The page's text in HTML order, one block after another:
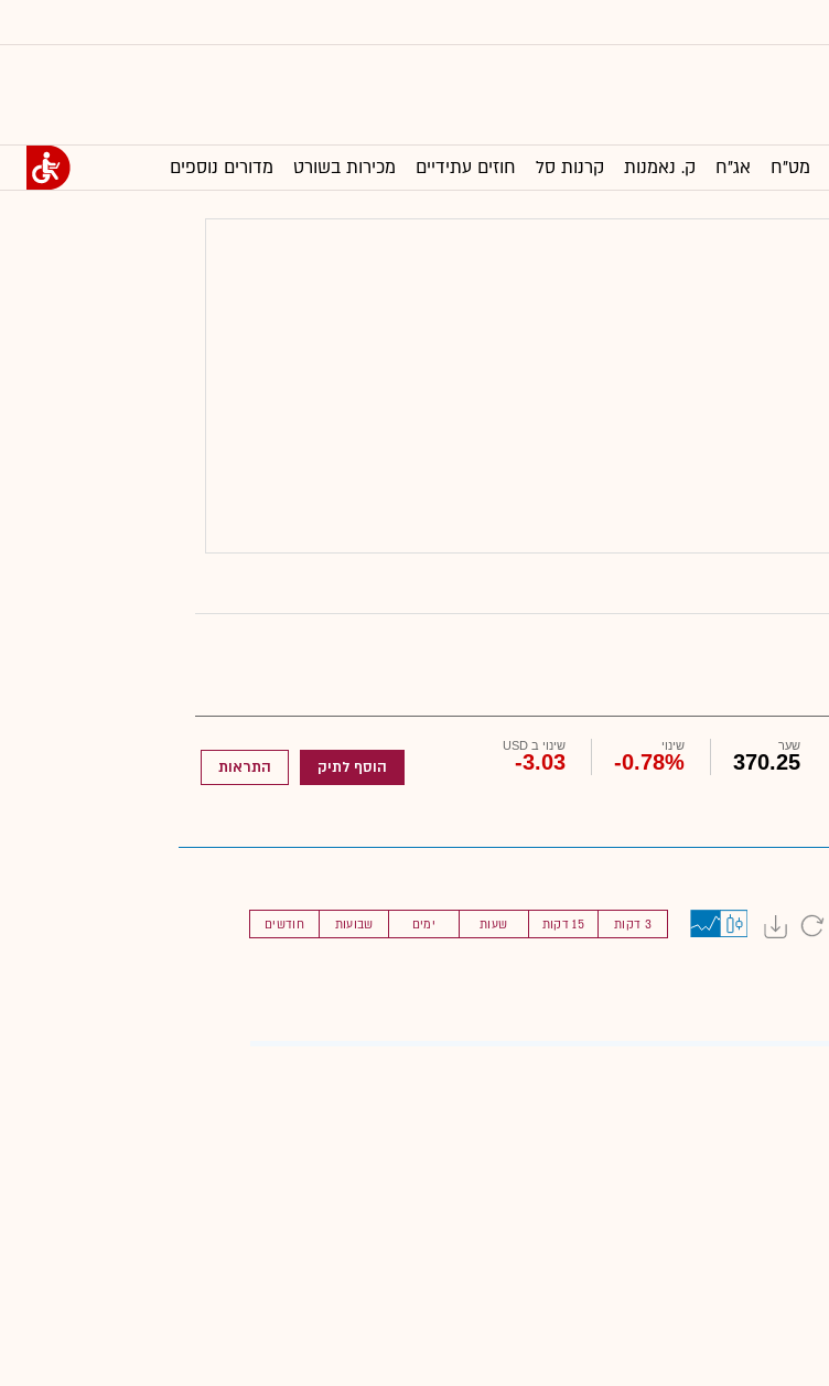
מט"ח אג"ח ק. נאמנות קרנות סל חוזים עתידיים מכירות בשורט מדורים נוספים
שער
370.25
שינוי
-0.78%
שינוי ב USD
-3.03 הוסף לתיק התראות
חודשים שבועות ימים שעות 15 דקות 3 דקות